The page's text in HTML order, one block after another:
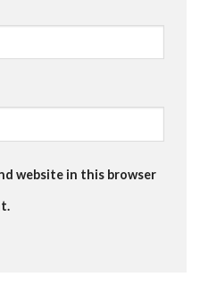
website in this browser